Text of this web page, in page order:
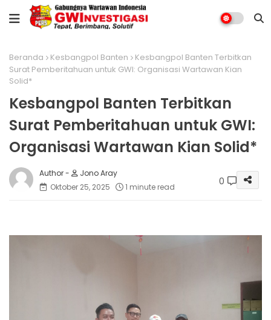
Beranda Kesbangpol Banten
Kesbangpol Banten Terbitkan
Surat Pemberitahuan untuk GWI: Organisasi Wartawan Kian
Solid*
Kesbangpol Banten Terbitkan
Surat Pemberitahuan untuk GWI:
Organisasi Wartawan Kian Solid*
Jono Aray
Oktober 25, 2025
1 minute read 0